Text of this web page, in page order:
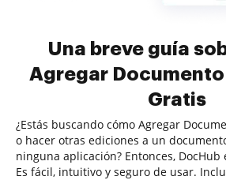
Una breve guía
Agregar
Gratis
¿Estás buscando cómo Agregar
o hacer otras ediciones a un
ninguna aplicación? Entonces, DocHub
Es fácil, intuitivo y seguro de usar.